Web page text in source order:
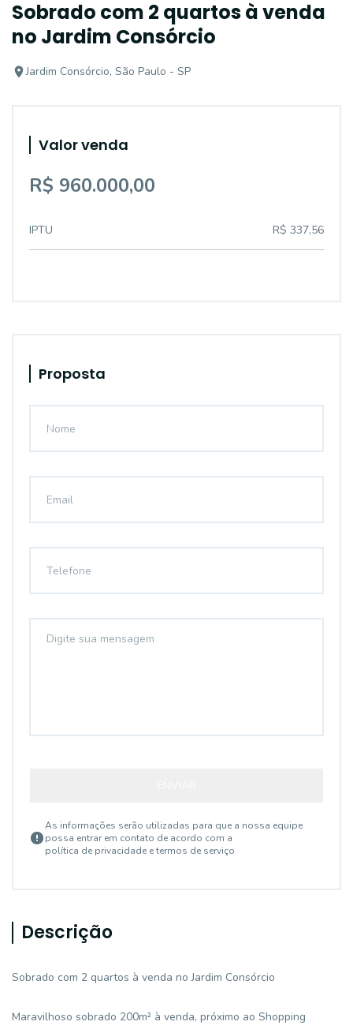
Sobrado com 2 quartos à venda
no Jardim Consórcio
Jardim Consórcio, São Paulo - SP
Valor venda
R$ 960.000,00
IPTU R$ 337,56
Proposta
As informações serão utilizadas para que a nossa equipe
possa entrar em contato de acordo com a
política de privacidade e termos de serviço
Descrição
Sobrado com 2 quartos à venda no Jardim Consórcio
Maravilhoso sobrado 200m² à venda, próximo ao Shopping